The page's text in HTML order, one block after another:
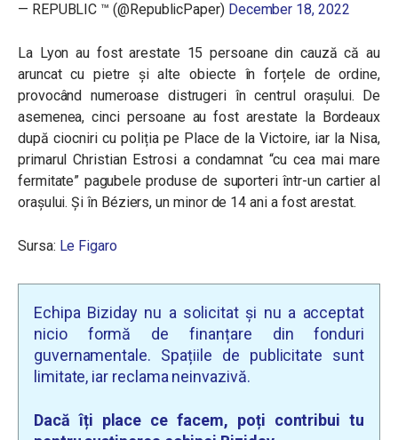
— REPUBLIC ™ (@RepublicPaper) December 18, 2022
La Lyon au fost arestate 15 persoane din cauză că au
aruncat cu pietre și alte obiecte în forțele de ordine,
provocând numeroase distrugeri în centrul orașului. De
asemenea, cinci persoane au fost arestate la Bordeaux
după ciocniri cu poliția pe Place de la Victoire, iar la Nisa,
primarul Christian Estrosi a condamnat “cu cea mai mare
fermitate” pagubele produse de suporteri într-un cartier al
oraşului. Și în Béziers, un minor de 14 ani a fost arestat.
Sursa: Le Figaro
Echipa Biziday nu a solicitat și nu a acceptat
nicio formă de finanțare din fonduri
guvernamentale. Spațiile de publicitate sunt
limitate, iar reclama neinvazivă.
Dacă îți place ce facem, poți contribui tu